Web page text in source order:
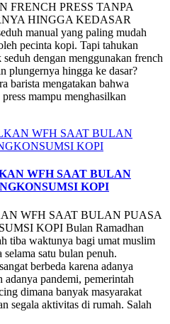
FRENCH PRESS TANPA
HINGGA KEDASAR
manual yang paling mudah
pecinta kopi. Tapi tahukan
dengan menggunakan french
plungernya hingga ke dasar?
barista mengatakan bahwa
mampu menghasilkan
WFH SAAT BULAN
KOPI
WFH SAAT BULAN PUASA
KOPI Bulan Ramadhan
tiba waktunya bagi umat muslim
satu bulan penuh.
berbeda karena adanya
pandemi, pemerintah
dimana banyak masyarakat
segala aktivitas di rumah. Salah